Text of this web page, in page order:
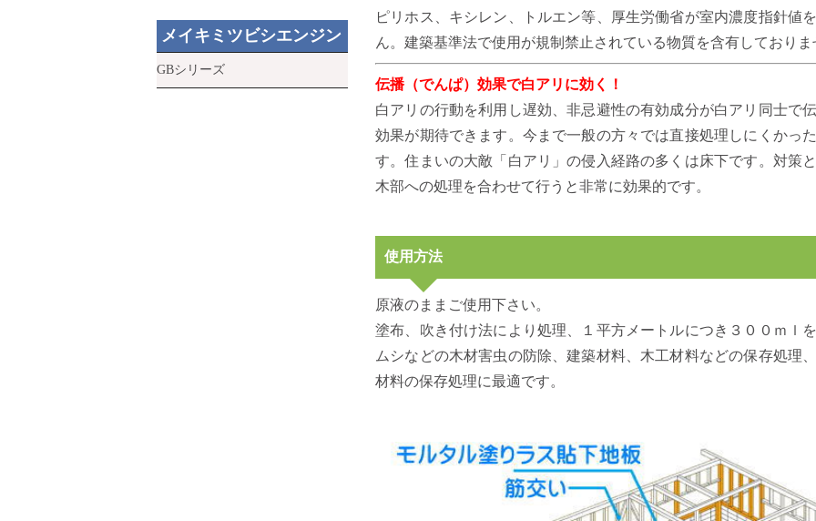
ピリホス、キシレン、トルエン等、厚生労働省が室内濃度指針値
ん。建築基準法で使用が規制禁止されている物質を含有しており
伝播（でんぱ）効果で白アリに効く！
白アリの行動を利用し遅効、非忌避性の有効成分が白アリ同士で
効果が期待できます。今まで一般の方々では直接処理しにくかっ
す。住まいの大敵「白アリ」の侵入経路の多くは床下です。対策
木部への処理を合わせて行うと非常に効果的です。
使用方法
原液のままご使用下さい。
塗布、吹き付け法により処理、１平方メートルにつき３００ｍｌ
ムシなどの木材害虫の防除、建築材料、木工材料などの保存処理
材料の保存処理に最適です。
メイキミツビシエンジン
GBシリーズ